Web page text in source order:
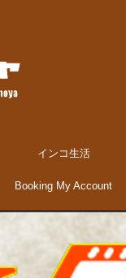
インコ生活
Booking My Account